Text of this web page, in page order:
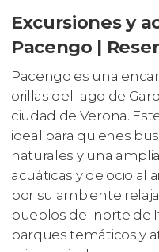
Excursiones y
Pacengo |
Pacengo es una
orillas del lago de
ciudad de Verona.
ideal para quienes
naturales y una
acuáticas y de ocio al
por su ambiente
pueblos del norte de
parques temáticos y